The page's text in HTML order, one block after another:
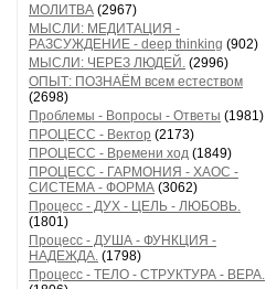
МОЛИТВА (2967)
МЫСЛИ: МЕДИТАЦИЯ -
РАЗСУЖДЕНИЕ - deep thinking (902)
МЫСЛИ: ЧЕРЕЗ ЛЮДЕЙ. (2996)
ОПЫТ: ПОЗНАЁМ всем естеством
(2698)
Проблемы - Вопросы - Ответы (1981)
ПРОЦЕСС - Вектор (2173)
ПРОЦЕСС - Времени ход (1849)
ПРОЦЕСС - ГАРМОНИЯ - ХАОС -
СИСТЕМА - ФОРМА (3062)
Процесс - ДУХ - ЦЕЛЬ - ЛЮБОВЬ.
(1801)
Процесс - ДУША - ФУНКЦИЯ -
НАДЕЖДА. (1798)
Процесс - ТЕЛО - СТРУКТУРА - ВЕРА.